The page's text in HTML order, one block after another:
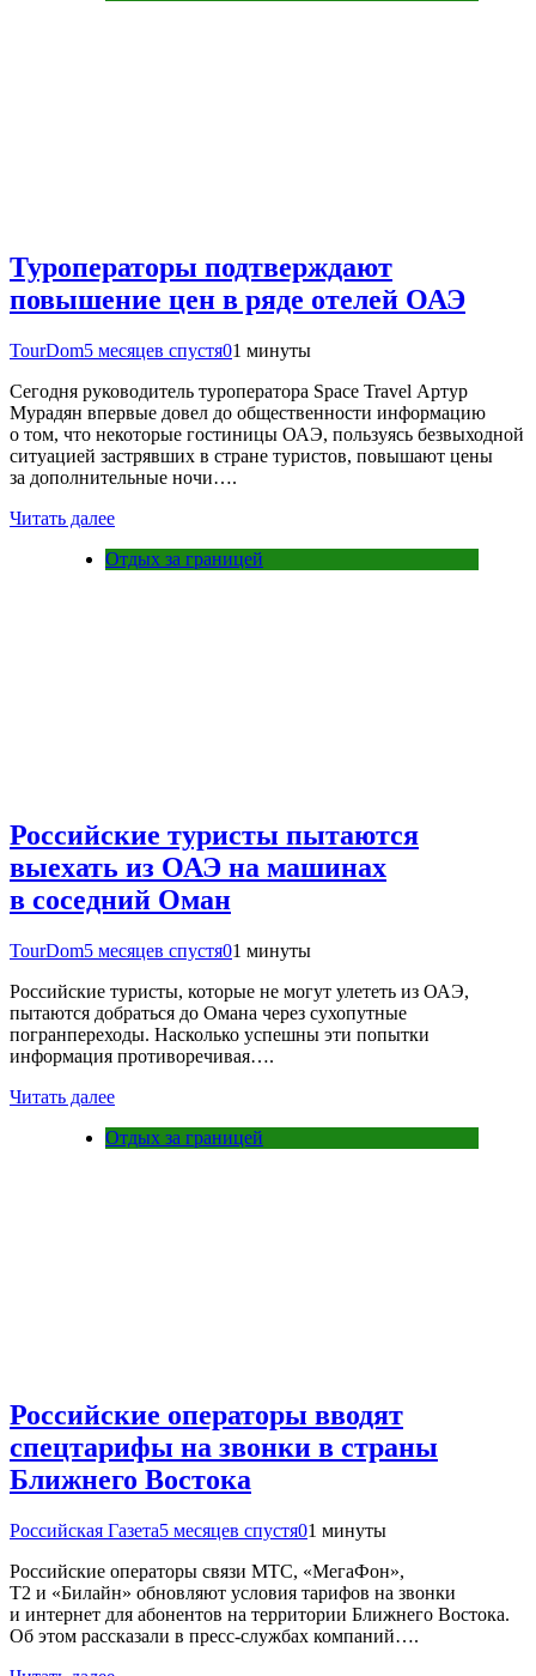
Туроператоры подтверждают
повышение цен в ряде отелей ОАЭ
TourDom5 месяцев спустя01 минуты
Сегодня руководитель туроператора Space Travel Артур
Мурадян впервые довел до общественности информацию
о том, что некоторые гостиницы ОАЭ, пользуясь безвыходной
ситуацией застрявших в стране туристов, повышают цены
за дополнительные ночи….
Читать далее
Отдых за границей
Российские туристы пытаются
выехать из ОАЭ на машинах
в соседний Оман
TourDom5 месяцев спустя01 минуты
Российские туристы, которые не могут улететь из ОАЭ,
пытаются добраться до Омана через сухопутные
погранпереходы. Насколько успешны эти попытки
информация противоречивая….
Читать далее
Отдых за границей
Российские операторы вводят
спецтарифы на звонки в страны
Ближнего Востока
Российская Газета5 месяцев спустя01 минуты
Российские операторы связи МТС, «МегаФон»,
Т2 и «Билайн» обновляют условия тарифов на звонки
и интернет для абонентов на территории Ближнего Востока.
Об этом рассказали в пресс-службах компаний….